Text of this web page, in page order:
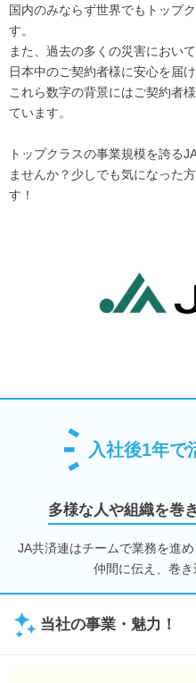
国内のみならず世界でもトップ
す。
また、過去の多くの災害におい
日本中のご契約者様に安心を届け
これら数字の背景にはご契約者
ています。
トップクラスの事業規模を誇る
ませんか？少しでも気になった
す！
入社後1年で
多様な人や組織を巻
JA共済連はチームで業務を進
仲間に伝え、巻き
当社の事業・魅力！